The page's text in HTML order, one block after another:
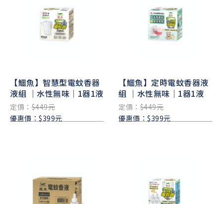
【鱷魚】智慧型電蚊香器
液組 ｜水性無味｜1器1液
定價：$449元
優惠價：$399元
【鱷魚】定時電蚊香器液
組 ｜水性無味｜1器1液
定價：$449元
優惠價：$399元